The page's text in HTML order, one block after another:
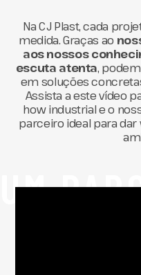
Na CJ Plast, cada
medida. Graças ao
aos nossos
escuta atenta,
em soluções
Assista a este vídeo
how industrial e o
parceiro ideal para
UM